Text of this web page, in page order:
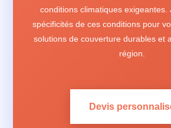
conditions climatiques exigeantes.
spécificités de ces conditions pour
solutions de couverture durables et
région.
Devis